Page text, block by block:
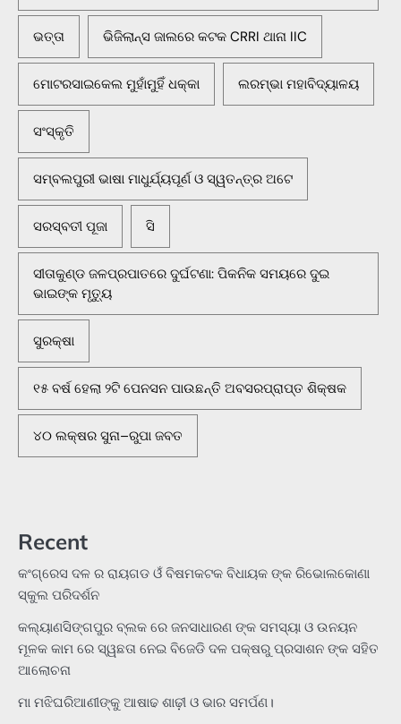
ଭତ୍ତା ଭିଜିଲାନ୍ସ ଜାଲରେ କଟକ CRRI ଥାନା IIC
ମୋଟରସାଇକେଲ ମୁହାଁମୁହିଁ ଧକ୍କା ଲରମ୍ଭା ମହାବିଦ୍ୟାଳୟ
ସଂସ୍କୃତି
ସମ୍ବଲପୁରୀ ଭାଷା ମାଧୁର୍ଯ୍ୟପୂର୍ଣ ଓ ସ୍ୱତନ୍ତ୍ର ଅଟେ
ସରସ୍ବତୀ ପୂଜା ସି
ସୀତାକୁଣ୍ଡ ଜଳପ୍ରପାତରେ ଦୁର୍ଘଟଣା: ପିକନିକ ସମୟରେ ଦୁଇ
ଭାଇଙ୍କ ମୃତ୍ୟୁ
ସୁରକ୍ଷା
୧୫ ବର୍ଷ ହେଲା ୨ଟି ପେନସନ ପାଉଛନ୍ତି ଅବସରପ୍ରାପ୍ତ ଶିକ୍ଷକ
୪୦ ଲକ୍ଷର ସୁନା–ରୁପା ଜବତ
Recent
କଂଗ୍ରେସ ଦଳ ର ରାୟଗଡ ଓଁ ବିଷମକଟକ ବିଧାୟକ ଙ୍କ ରିଭୋଲକୋଣା
ସ୍କୁଲ ପରିଦର୍ଶନ
କଲ୍ୟାଣସିଙ୍ଗପୁର ବ୍ଲକ ରେ ଜନସାଧାରଣ ଙ୍କ ସମସ୍ୟା ଓ ଉନୟନ
ମୂଳକ କାମ ରେ ସ୍ୱଛତା ନେଇ ବିଜେଡି ଦଳ ପକ୍ଷରୁ ପ୍ରସାଶନ ଙ୍କ ସହିତ
ଆଲୋଚନା
ମା ମଝିଘରିଆଣୀଙ୍କୁ ଆଷାଢ ଶାଢ଼ୀ ଓ ଭାର ସମର୍ପଣ।